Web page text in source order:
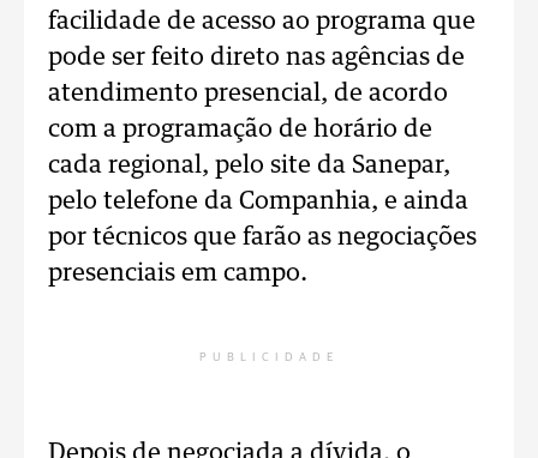
facilidade de acesso ao programa que
pode ser feito direto nas agências de
atendimento presencial, de acordo
com a programação de horário de
cada regional, pelo site da Sanepar,
pelo telefone da Companhia, e ainda
por técnicos que farão as negociações
presenciais em campo.
PUBLICIDADE
Depois de negociada a dívida, o